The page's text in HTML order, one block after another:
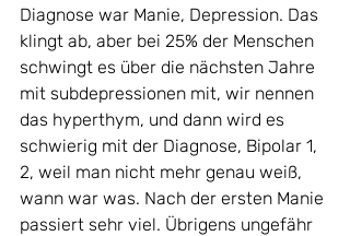
Diagnose war Manie, Depression. Das
klingt ab, aber bei 25% der Menschen
schwingt es über die nächsten Jahre
mit subdepressionen mit, wir nennen
das hyperthym, und dann wird es
schwierig mit der Diagnose, Bipolar 1,
2, weil man nicht mehr genau weiß,
wann war was. Nach der ersten Manie
passiert sehr viel. Übrigens ungefähr